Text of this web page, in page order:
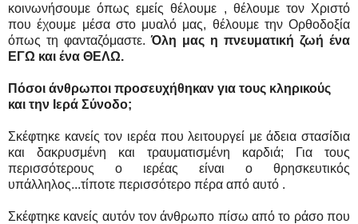
κοινωνήσουμε όπως εμείς θέλουμε , θέλουμε τον Χριστό
που έχουμε μέσα στο μυαλό μας, θέλουμε την Ορθοδοξία
όπως τη φανταζόμαστε.Όλη μας η πνευματική ζωή ένα
ΕΓΩ και ένα ΘΕΛΩ.
Πόσοι άνθρωποι προσευχήθηκαν για τους κληρικούς
και την Ιερά Σύνοδο;
Σκέφτηκε κανείς τον ιερέα που λειτουργεί με άδεια στασίδια
και δακρυσμένη και τραυματισμένη καρδιά; Για τους
περισσότερους ο ιερέας είναι ο θρησκευτικός
υπάλληλος...τίποτε περισσότερο πέρα από αυτό .
Σκέφτηκε κανείς αυτόν τον άνθρωπο πίσω από το ράσο που